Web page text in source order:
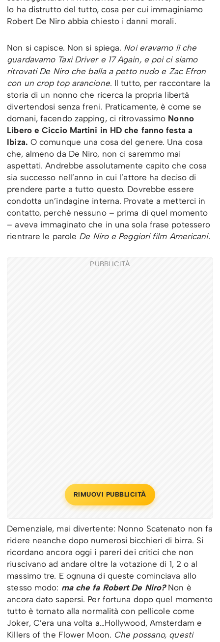
lo ha distrutto del tutto, cosa per cui immaginiamo
Robert De Niro abbia chiesto i danni morali.
Non si capisce. Non si spiega. Noi eravamo lì che
guardavamo Taxi Driver e 17 Again, e poi ci siamo
ritrovati De Niro che balla a petto nudo e Zac Efron
con un crop top arancione. Il tutto, per raccontare la
storia di un nonno che ricerca la propria libertà
divertendosi senza freni. Praticamente, è come se
domani, facendo zapping, ci ritrovassimo Nonno
Libero e Ciccio Martini in HD che fanno festa a
Ibiza. O comunque una cosa del genere. Una cosa
che, almeno da De Niro, non ci saremmo mai
aspettati. Andrebbe assolutamente capito che cosa
sia successo nell’anno in cui l’attore ha deciso di
prendere parte a tutto questo. Dovrebbe essere
condotta un’indagine interna. Provate a metterci in
contatto, perché nessuno – prima di quel momento
– aveva immaginato che in una sola frase potessero
rientrare le parole De Niro e Peggiori film Americani.
PUBBLICITÀ
RIMUOVI PUBBLICITÀ
Demenziale, mai divertente: Nonno Scatenato non fa
ridere neanche dopo numerosi bicchieri di birra. Si
ricordano ancora oggi i pareri dei critici che non
riuscivano ad andare oltre la votazione di 1, 2 o al
massimo tre. E ognuna di queste cominciava allo
stesso modo: ma che fa Robert De Niro? Non è
ancora dato sapersi. Per fortuna dopo quel momento
tutto è tornato alla normalità con pellicole come
Joker, C’era una volta a…Hollywood, Amsterdam e
Killers of the Flower Moon. Che possano, questi